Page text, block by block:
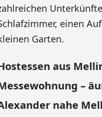
einen
Garten.
aus
–
nahe